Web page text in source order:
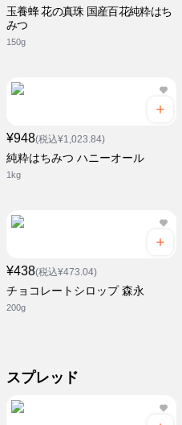
玉養蜂 花の真珠 国産百花純粋はち
みつ
150g
¥948(税込¥1,023.84)
純粋はちみつ ハニーオール
1kg
¥438(税込¥473.04)
チョコレートシロップ 森永
200g
スプレッド